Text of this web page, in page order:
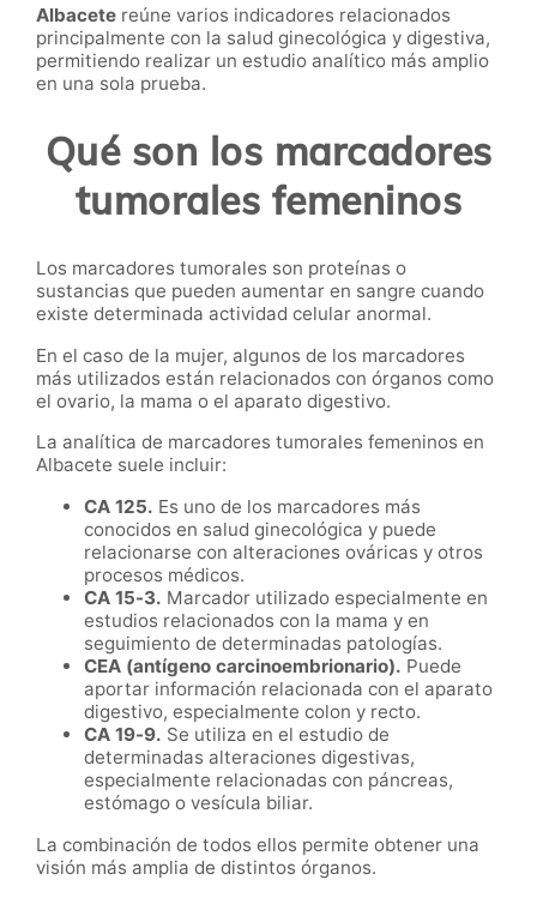
Albacete reúne varios indicadores relacionados
principalmente con la salud ginecológica y digestiva,
permitiendo realizar un estudio analítico más amplio
en una sola prueba.
Qué son los marcadores
tumorales femeninos
Los marcadores tumorales son proteínas o
sustancias que pueden aumentar en sangre cuando
existe determinada actividad celular anormal.
En el caso de la mujer, algunos de los marcadores
más utilizados están relacionados con órganos como
el ovario, la mama o el aparato digestivo.
La analítica de marcadores tumorales femeninos en
Albacete suele incluir:
CA 125. Es uno de los marcadores más
conocidos en salud ginecológica y puede
relacionarse con alteraciones ováricas y otros
procesos médicos.
CA 15-3. Marcador utilizado especialmente en
estudios relacionados con la mama y en
seguimiento de determinadas patologías.
CEA (antígeno carcinoembrionario). Puede
aportar información relacionada con el aparato
digestivo, especialmente colon y recto.
CA 19-9. Se utiliza en el estudio de
determinadas alteraciones digestivas,
especialmente relacionadas con páncreas,
estómago o vesícula biliar.
La combinación de todos ellos permite obtener una
visión más amplia de distintos órganos.